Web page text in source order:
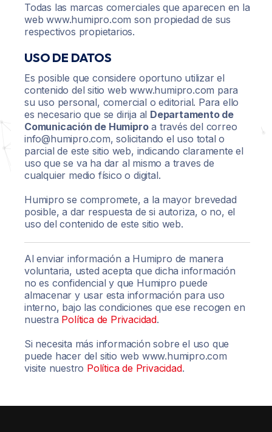
Todas las marcas comerciales que aparecen en la
web www.humipro.com son propiedad de sus
respectivos propietarios.
USO DE DATOS
Es posible que considere oportuno utilizar el
contenido del sitio web www.humipro.com para
su uso personal, comercial o editorial. Para ello
es necesario que se dirija al Departamento de
Comunicación de Humiproa través del correo
info@humipro.com, solicitando el uso total o
parcial de este sitio web, indicando claramente el
uso que se va ha dar al mismo a traves de
cualquier medio físico o digital.
Humipro se compromete, a la mayor brevedad
posible, a dar respuesta de si autoriza, o no, el
uso del contenido de este sitio web.
Al enviar información a Humipro de manera
voluntaria, usted acepta que dicha información
no es confidencial y que Humipro puede
almacenar y usar esta información para uso
interno, bajo las condiciones que ese recogen en
nuestra Política de Privacidad.
Si necesita más información sobre el uso que
puede hacer del sitio web www.humipro.com
visite nuestro Política de Privacidad.